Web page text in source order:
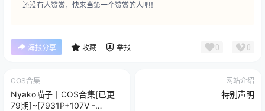
还没有人赞赏，快来当第一个赞赏的人吧！
海报分享 收藏 举报 0 0
COS合集
Nyako喵子丨COS合集[已更
79期]~[7931P+107V -
网站介绍
特别声明